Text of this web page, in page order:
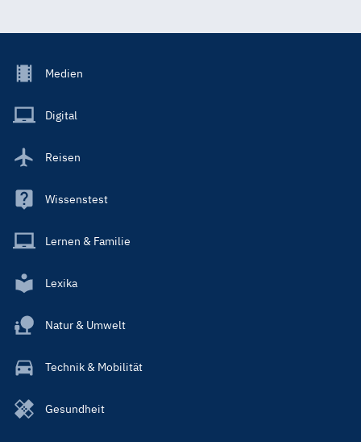
Footer
Main
Medien
Digital
Reisen
Wissenstest
Lernen & Familie
Lexika
Natur & Umwelt
Technik & Mobilität
Gesundheit